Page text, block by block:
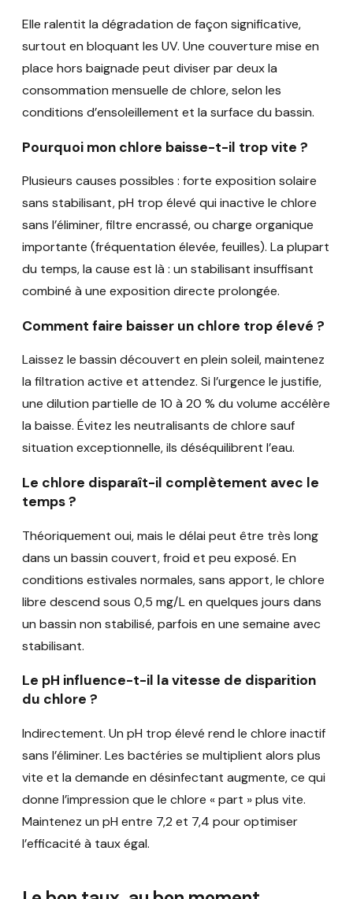
Elle ralentit la dégradation de façon significative,
surtout en bloquant les UV. Une couverture mise en
place hors baignade peut diviser par deux la
consommation mensuelle de chlore, selon les
conditions d’ensoleillement et la surface du bassin.
Pourquoi mon chlore baisse-t-il trop vite ?
Plusieurs causes possibles : forte exposition solaire
sans stabilisant, pH trop élevé qui inactive le chlore
sans l’éliminer, filtre encrassé, ou charge organique
importante (fréquentation élevée, feuilles). La plupart
du temps, la cause est là : un stabilisant insuffisant
combiné à une exposition directe prolongée.
Comment faire baisser un chlore trop élevé ?
Laissez le bassin découvert en plein soleil, maintenez
la filtration active et attendez. Si l’urgence le justifie,
une dilution partielle de 10 à 20 % du volume accélère
la baisse. Évitez les neutralisants de chlore sauf
situation exceptionnelle, ils déséquilibrent l’eau.
Le chlore disparaît-il complètement avec le
temps ?
Théoriquement oui, mais le délai peut être très long
dans un bassin couvert, froid et peu exposé. En
conditions estivales normales, sans apport, le chlore
libre descend sous 0,5 mg/L en quelques jours dans
un bassin non stabilisé, parfois en une semaine avec
stabilisant.
Le pH influence-t-il la vitesse de disparition
du chlore ?
Indirectement. Un pH trop élevé rend le chlore inactif
sans l’éliminer. Les bactéries se multiplient alors plus
vite et la demande en désinfectant augmente, ce qui
donne l’impression que le chlore « part » plus vite.
Maintenez un pH entre 7,2 et 7,4 pour optimiser
l’efficacité à taux égal.